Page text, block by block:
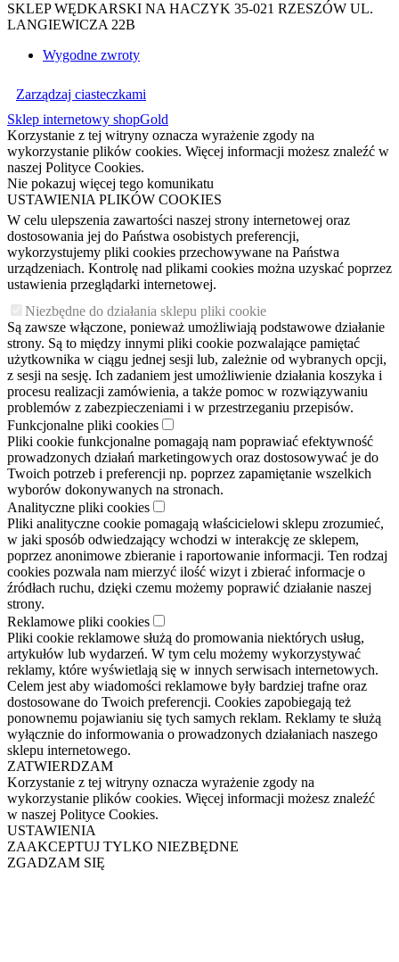
SKLEP WĘDKARSKI NA HACZYK 35-021 RZESZÓW UL.
LANGIEWICZA 22B
Wygodne zwroty
Zarządzaj ciasteczkami
Sklep internetowy shopGold
Korzystanie z tej witryny oznacza wyrażenie zgody na
wykorzystanie plików cookies. Więcej informacji możesz znaleźć w
naszej Polityce Cookies.
Nie pokazuj więcej tego komunikatu
USTAWIENIA PLIKÓW COOKIES
W celu ulepszenia zawartości naszej strony internetowej oraz
dostosowania jej do Państwa osobistych preferencji,
wykorzystujemy pliki cookies przechowywane na Państwa
urządzeniach. Kontrolę nad plikami cookies można uzyskać poprzez
ustawienia przeglądarki internetowej.
Niezbędne do działania sklepu pliki cookie
Są zawsze włączone, ponieważ umożliwiają podstawowe działanie
strony. Są to między innymi pliki cookie pozwalające pamiętać
użytkownika w ciągu jednej sesji lub, zależnie od wybranych opcji,
z sesji na sesję. Ich zadaniem jest umożliwienie działania koszyka i
procesu realizacji zamówienia, a także pomoc w rozwiązywaniu
problemów z zabezpieczeniami i w przestrzeganiu przepisów.
Funkcjonalne pliki cookies
Pliki cookie funkcjonalne pomagają nam poprawiać efektywność
prowadzonych działań marketingowych oraz dostosowywać je do
Twoich potrzeb i preferencji np. poprzez zapamiętanie wszelkich
wyborów dokonywanych na stronach.
Analityczne pliki cookies
Pliki analityczne cookie pomagają właścicielowi sklepu zrozumieć,
w jaki sposób odwiedzający wchodzi w interakcję ze sklepem,
poprzez anonimowe zbieranie i raportowanie informacji. Ten rodzaj
cookies pozwala nam mierzyć ilość wizyt i zbierać informacje o
źródłach ruchu, dzięki czemu możemy poprawić działanie naszej
strony.
Reklamowe pliki cookies
Pliki cookie reklamowe służą do promowania niektórych usług,
artykułów lub wydarzeń. W tym celu możemy wykorzystywać
reklamy, które wyświetlają się w innych serwisach internetowych.
Celem jest aby wiadomości reklamowe były bardziej trafne oraz
dostosowane do Twoich preferencji. Cookies zapobiegają też
ponownemu pojawianiu się tych samych reklam. Reklamy te służą
wyłącznie do informowania o prowadzonych działaniach naszego
sklepu internetowego.
ZATWIERDZAM
Korzystanie z tej witryny oznacza wyrażenie zgody na
wykorzystanie plików cookies. Więcej informacji możesz znaleźć
w naszej Polityce Cookies.
USTAWIENIA
ZAAKCEPTUJ TYLKO NIEZBĘDNE
ZGADZAM SIĘ